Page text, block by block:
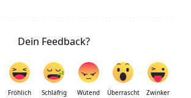
Dein Feedback?
Fröhlich Schläfrig Wütend Überrascht Zwinker